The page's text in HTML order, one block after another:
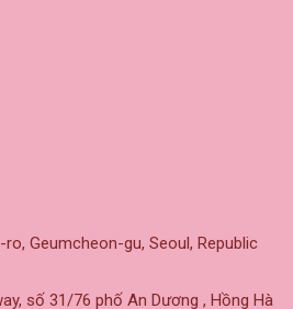
Geumcheon-gu, Seoul, Republic
số 31/76 phố An Dương , Hồng Hà